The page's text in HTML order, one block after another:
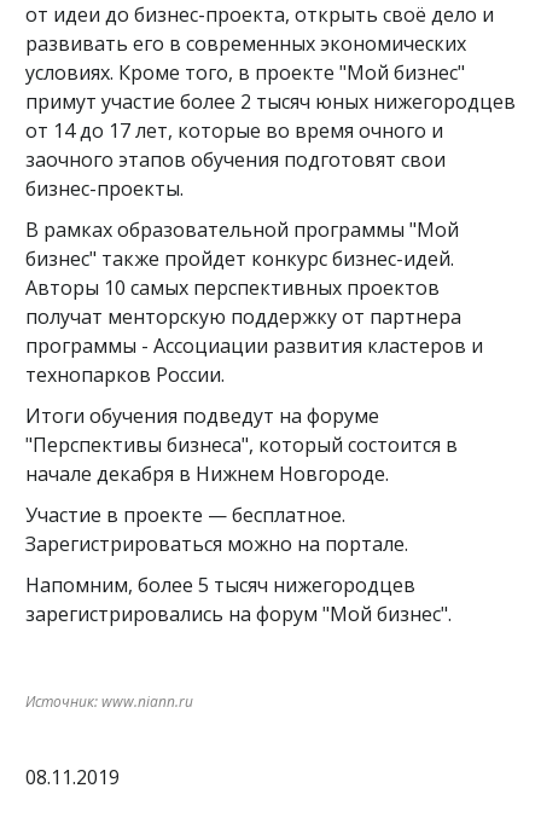
от идеи до бизнес-проекта, открыть своё дело и
развивать его в современных экономических
условиях. Кроме того, в проекте "Мой бизнес"
примут участие более 2 тысяч юных нижегородцев
от 14 до 17 лет, которые во время очного и
заочного этапов обучения подготовят свои
бизнес-проекты.
В рамках образовательной программы "Мой
бизнес" также пройдет конкурс бизнес-идей.
Авторы 10 самых перспективных проектов
получат менторскую поддержку от партнера
программы - Ассоциации развития кластеров и
технопарков России.
Итоги обучения подведут на форуме
"Перспективы бизнеса", который состоится в
начале декабря в Нижнем Новгороде.
Участие в проекте — бесплатное.
Зарегистрироваться можно на портале.
Напомним, более 5 тысяч нижегородцев
зарегистрировались на форум "Мой бизнес".
Источник: www.niann.ru
08.11.2019